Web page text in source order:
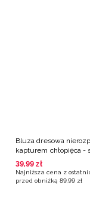
Bluza dresowa
kapturem chłopięca -
39,99 zł
Najniższa cena z
przed obniżką 89,99 zł